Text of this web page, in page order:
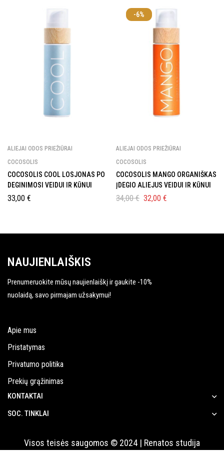
ALIEJAI ODOS PRIEŽIŪRAI
COCOSOLIS
COCOSOLIS COOL LOSJONAS PO
DEGINIMOSI VEIDUI IR KŪNUI
33,00 €
-6%
ALIEJAI ODOS PRIEŽIŪRAI
COCOSOLIS
COCOSOLIS MANGO ORGANIŠKAS
ĮDEGIO ALIEJUS VEIDUI IR KŪNUI
34,00€ 32,00 €
NAUJIENLAIŠKIS
Prenumeruokite mūsų naujienlaiškį ir gaukite -10%
nuolaidą, savo pirmajam užsakymui!
Apie mus
Pristatymas
Privatumo politika
Prekių grąžinimas
KONTAKTAI
SOC. TINKLAI
Visos teisės saugomos © 2024 | Renatos studija